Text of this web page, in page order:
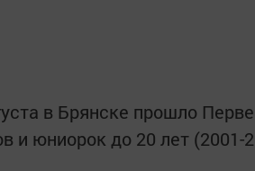
в Брянске прошло
и юниорок до 20 лет (2001-